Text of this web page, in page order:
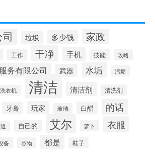
垃圾 多少钱 家政
工作 干净 手机 技能 攻略
服务有限公司 武器 水垢 污垢
洗衣机 清洁 清洁剂 清洗剂
牙膏 玩家 玻璃 白醋 的话
自己的 艾尔 萝卜 衣服
备 谷物 都是 鞋子